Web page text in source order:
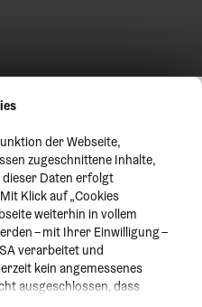
der Webseite,
zugeschnittene Inhalte,
dieser Daten erfolgt
Klick auf „Cookies
weiterhin in vollem
– mit Ihrer Einwilligung –
verarbeitet und
kein angemessenes
ausgeschlossen, dass